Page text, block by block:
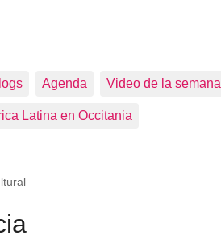
Agenda Video de la semana
Latina en Occitania